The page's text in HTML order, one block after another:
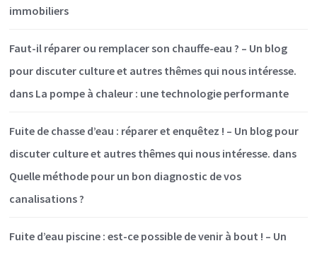
immobiliers
Faut-il réparer ou remplacer son chauffe-eau ? – Un blog
pour discuter culture et autres thêmes qui nous intéresse.
dans La pompe à chaleur : une technologie performante
Fuite de chasse d’eau : réparer et enquêtez ! – Un blog pour
discuter culture et autres thêmes qui nous intéresse. dans
Quelle méthode pour un bon diagnostic de vos
canalisations ?
Fuite d’eau piscine : est-ce possible de venir à bout ! – Un